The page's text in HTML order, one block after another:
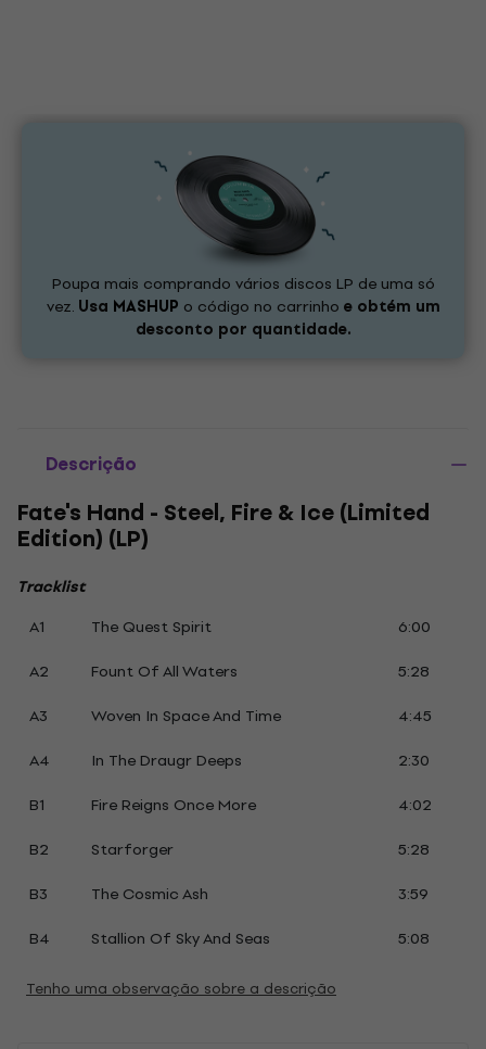
Poupa mais comprando vários discos LP de uma só
vez. Usa MASHUP o código no carrinho e obtém um
desconto por quantidade.
Descrição
Fate's Hand - Steel, Fire & Ice (Limited
Edition) (LP)
Tracklist
A1
The Quest Spirit
6:00
A2
Fount Of All Waters
5:28
A3
Woven In Space And Time
4:45
A4
In The Draugr Deeps
2:30
B1
Fire Reigns Once More
4:02
B2
Starforger
5:28
B3
The Cosmic Ash
3:59
B4
Stallion Of Sky And Seas 5:08
Tenho uma observação sobre a descrição